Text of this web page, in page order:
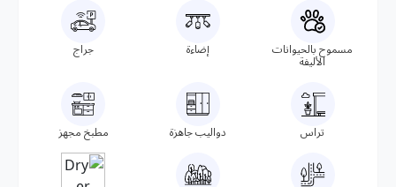
مسموح بالحيوانات
الأليفة
إضاءة جراج
تراس دواليب جاهزة مطبخ مجهز